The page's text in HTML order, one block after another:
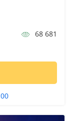
68 681